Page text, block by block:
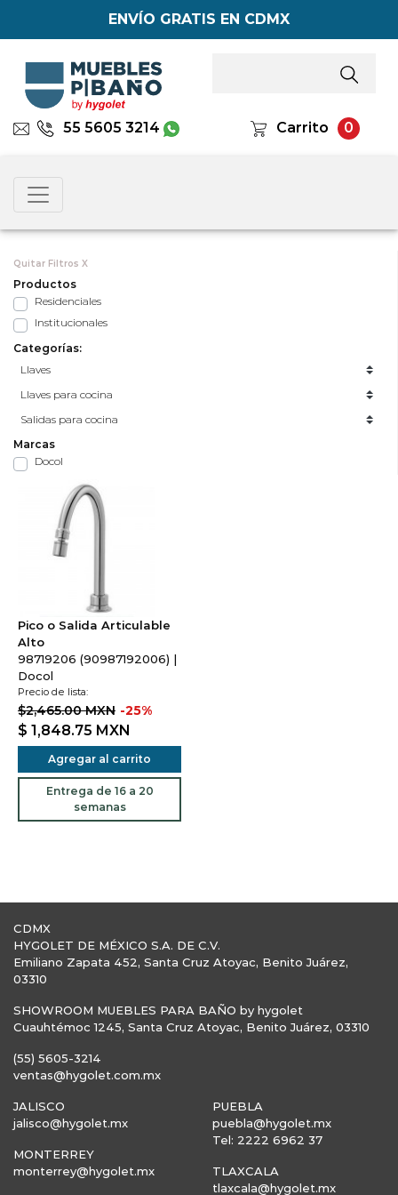
ENVÍO GRATIS EN CDMX
55 5605 3214 Carrito 0
Quitar Filtros X
Productos
Residenciales
Institucionales
Categorías:
Marcas
Docol
Pico o Salida Articulable
Alto
98719206 (90987192006) |
Docol
Precio de lista:
$2,465.00 MXN -25%
$ 1,848.75 MXN
Agregar al carrito
Entrega de 16 a 20
semanas
CDMX
HYGOLET DE MÉXICO S.A. DE C.V.
Emiliano Zapata 452, Santa Cruz Atoyac, Benito Juárez,
03310
SHOWROOM MUEBLES PARA BAÑO by hygolet
Cuauhtémoc 1245, Santa Cruz Atoyac, Benito Juárez, 03310
(55) 5605-3214
ventas@hygolet.com.mx
JALISCO
jalisco@hygolet.mx
MONTERREY
monterrey@hygolet.mx
PUEBLA
puebla@hygolet.mx
Tel: 2222 6962 37
TLAXCALA
tlaxcala@hygolet.mx